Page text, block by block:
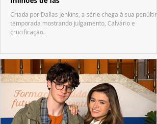
Criada por Dallas Jenkins, a série chega à sua
temporada mostrando julgamento, Calvário e
crucificação.